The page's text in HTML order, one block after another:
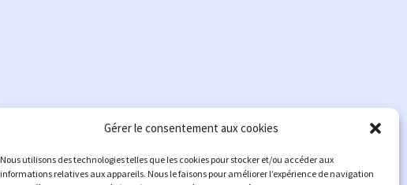
Gérer le consentement aux cookies
Nous utilisons des technologies telles que les cookies pour stocker et/ou accéder aux
informations relatives aux appareils. Nous le faisons pour améliorer l’expérience de navigation